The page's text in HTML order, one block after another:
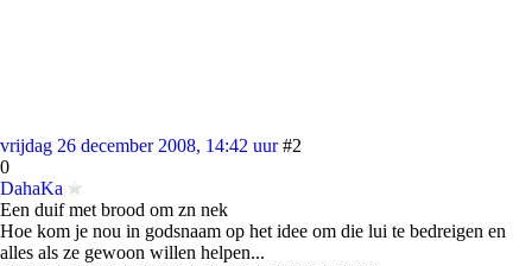
vrijdag 26 december 2008, 14:42 uur #2
0
DahaKa
Een duif met brood om zn nek
Hoe kom je nou in godsnaam op het idee om die lui te bedreigen en
alles als ze gewoon willen helpen...